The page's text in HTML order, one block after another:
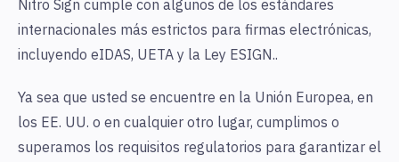
Nitro Sign cumple con algunos de los estándares
internacionales más estrictos para firmas electrónicas,
incluyendo eIDAS, UETA y la Ley ESIGN..
Ya sea que usted se encuentre en la Unión Europea, en
los EE. UU. o en cualquier otro lugar, cumplimos o
superamos los requisitos regulatorios para garantizar el